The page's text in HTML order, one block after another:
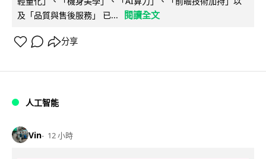
及「品質與售後服務」 已...
閱讀全文
分享
人工智能
Vin 12 小時